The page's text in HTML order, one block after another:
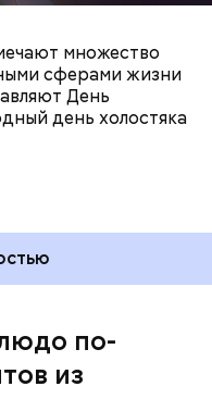
множество
сферами жизни
День
день холостяка
по-
из